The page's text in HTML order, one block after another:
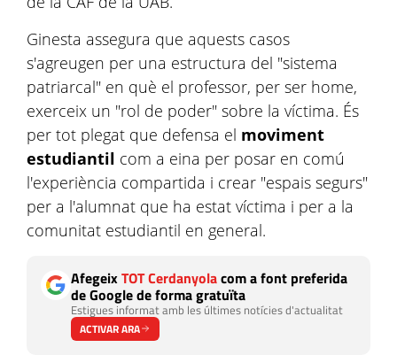
Ginesta assegura que aquests casos
s'agreugen per una estructura del "sistema
patriarcal" en què el professor, per ser home,
exerceix un "rol de poder" sobre la víctima. És
per tot plegat que defensa el moviment
estudiantil com a eina per posar en comú
l'experiència compartida i crear "espais segurs"
per a l'alumnat que ha estat víctima i per a la
comunitat estudiantil en general.
AfegeixTOT Cerdanyolacom a font preferida
de Google de forma gratuïta
Estigues informat amb les últimes notícies d'actualitat
ACTIVAR ARA